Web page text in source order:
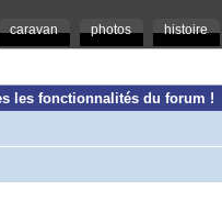
caravan photos histoire
les fonctionnalités du forum !